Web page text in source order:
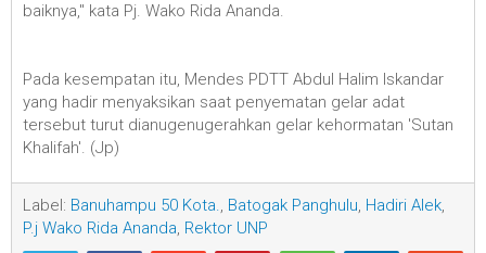
baiknya," kata Pj. Wako Rida Ananda.
Pada kesempatan itu, Mendes PDTT Abdul Halim Iskandar
yang hadir menyaksikan saat penyematan gelar adat
tersebut turut dianugenugerahkan gelar kehormatan 'Sutan
Khalifah'. (Jp)
Label: Banuhampu 50 Kota. Batogak Panghulu Hadiri Alek
P.j Wako Rida Ananda Rektor UNP